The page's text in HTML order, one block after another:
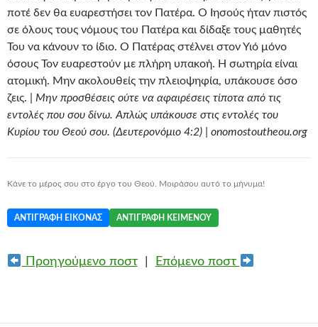
ποτέ δεν θα ευαρεστήσει τον Πατέρα. Ο Ιησούς ήταν πιστός
σε όλους τους νόμους του Πατέρα και δίδαξε τους μαθητές
Του να κάνουν το ίδιο. Ο Πατέρας στέλνει στον Υιό μόνο
όσους Τον ευαρεστούν με πλήρη υπακοή. Η σωτηρία είναι
ατομική. Μην ακολουθείς την πλειοψηφία, υπάκουσε όσο
ζεις. | Μην προσθέσεις ούτε να αφαιρέσεις τίποτα από τις
εντολές που σου δίνω. Απλώς υπάκουσε στις εντολές του
Κυρίου του Θεού σου. (Δευτερονόμιο 4:2) | onomostoutheou.org
Κάνε το μέρος σου στο έργο του Θεού. Μοιράσου αυτό το μήνυμα!
ΑΝΤΙΓΡΑΦΉ ΕΙΚΌΝΑΣ ΑΝΤΙΓΡΑΦΉ ΚΕΙΜΈΝΟΥ
Προηγούμενο ποστ| Επόμενο ποστ